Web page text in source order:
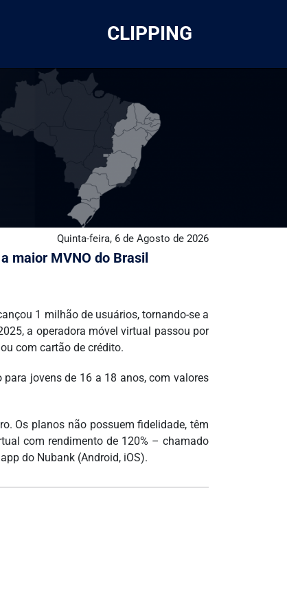
CLIPPING
Quinta-feira, 6 de Agosto de 2026
maior MVNO do Brasil
1 milhão de usuários, tornando-se a
a operadora móvel virtual passou por
com cartão de crédito.
jovens de 16 a 18 anos, com valores
Os planos não possuem fidelidade, têm
com rendimento de 120% – chamado
do Nubank (Android, iOS).